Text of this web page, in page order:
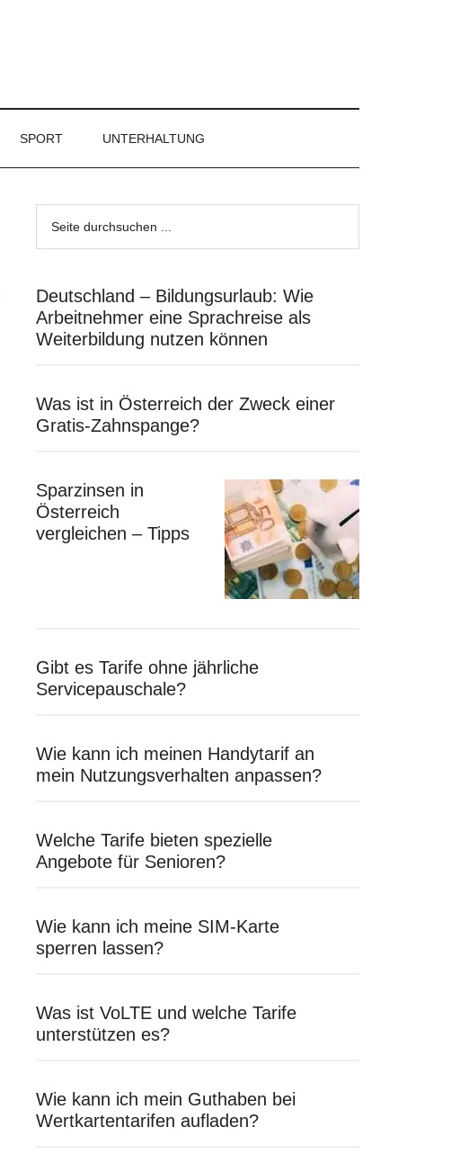
SPORT UNTERHALTUNG
Deutschland – Bildungsurlaub: Wie
Arbeitnehmer eine Sprachreise als
Weiterbildung nutzen können
Was ist in Österreich der Zweck einer
Gratis-Zahnspange?
Sparzinsen in
Österreich
vergleichen – Tipps
Gibt es Tarife ohne jährliche
Servicepauschale?
Wie kann ich meinen Handytarif an
mein Nutzungsverhalten anpassen?
Welche Tarife bieten spezielle
Angebote für Senioren?
Wie kann ich meine SIM-Karte
sperren lassen?
Was ist VoLTE und welche Tarife
unterstützen es?
Wie kann ich mein Guthaben bei
Wertkartentarifen aufladen?